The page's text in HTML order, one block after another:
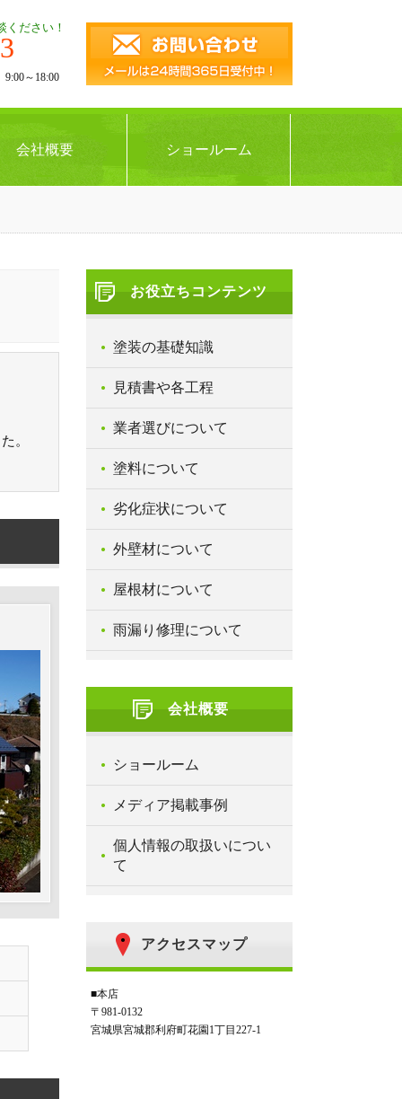
ください！
～18:00
会社概要 ショールーム
。
お役立ちコンテンツ
塗装の基礎知識
見積書や各工程
業者選びについて
塗料について
劣化症状について
外壁材について
屋根材について
雨漏り修理について
会社概要
ショールーム
メディア掲載事例
個人情報の取扱いについ
て
アクセスマップ
■本店
〒981-0132
宮城県宮城郡利府町花園1丁目227-1